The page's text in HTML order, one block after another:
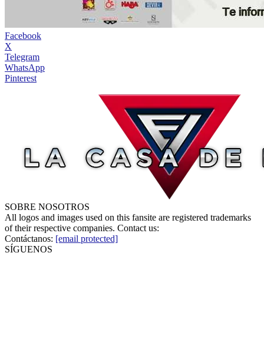
Facebook
X
Telegram
WhatsApp
Pinterest
SOBRE NOSOTROS
All logos and images used on this fansite are registered trademarks
of their respective companies. Contact us:
Contáctanos: [email protected]
SÍGUENOS